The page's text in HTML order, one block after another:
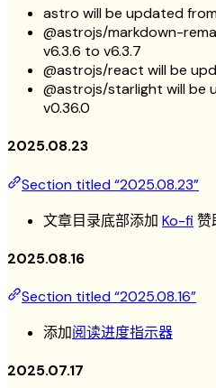
astro will be updated from
@astrojs/markdown-
v6.3.6 to v6.3.7
@astrojs/react will be
@astrojs/starlight will be
v0.36.0
2025.08.23
Section titled “2025.08.23”
文章目录底部添加 Ko-fi 赞
2025.08.16
Section titled “2025.08.16”
添加阅读进度指示器
2025.07.17